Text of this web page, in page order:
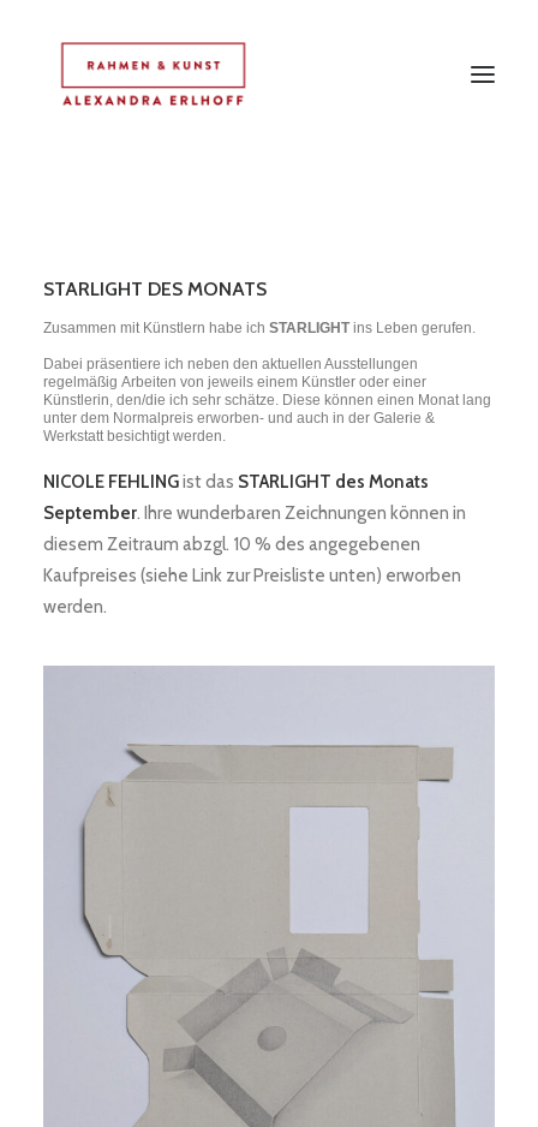
AUSSTELLUNGEN
ARBEITEN
RAHMEN
OBJEKTE
LINKS
KONTAKT
STARLIGHT DES MONATS
Zusammen mit Künstlern habe ich STARLIGHTins Leben gerufen.
Dabei präsentiere ich neben den aktuellen Ausstellungen
regelmäßig Arbeiten von jeweils einem Künstler oder einer
Künstlerin, den/die ich sehr schätze. Diese können einen Monat lang
unter dem Normalpreis erworben- und auch in der Galerie &
Werkstatt besichtigt werden.
NICOLE FEHLINGist das STARLIGHT des Monats
September. Ihre wunderbaren Zeichnungen können in
diesem Zeitraum abzgl. 10 % des angegebenen
Kaufpreises (siehe Link zur Preisliste unten) erworben
werden.